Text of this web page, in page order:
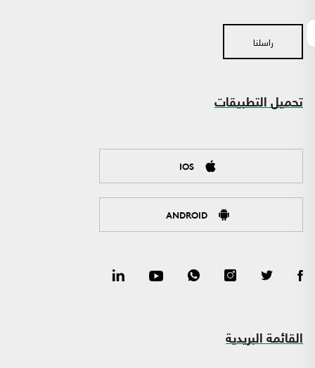
راسلنا
تحميل التطبيقات
IOS
ANDROID
القائمة البريدية